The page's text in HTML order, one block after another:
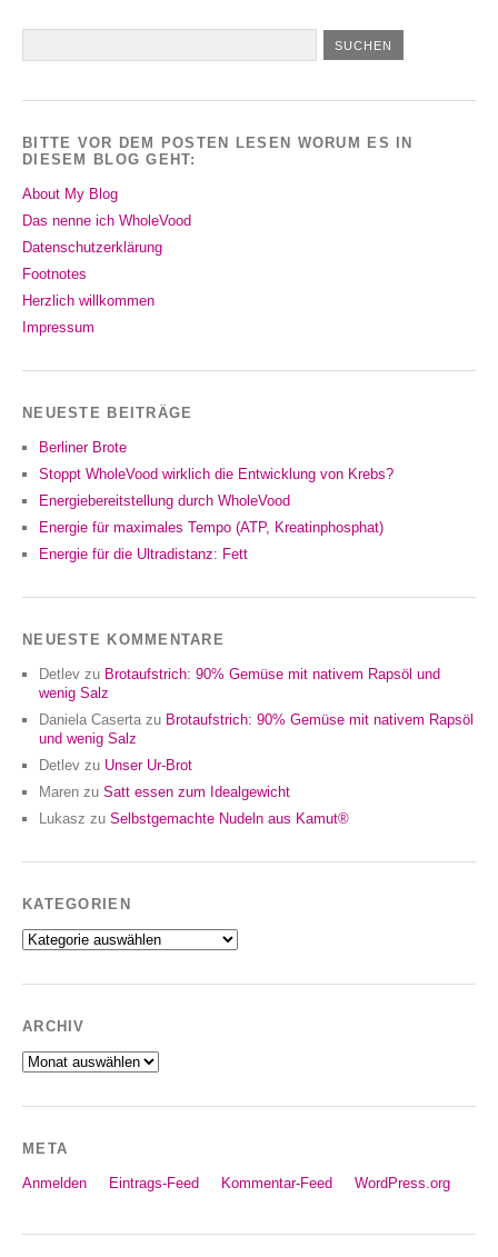
BITTE VOR DEM POSTEN LESEN WORUM ES IN
DIESEM BLOG GEHT:
About My Blog
Das nenne ich WholeVood
Datenschutzerklärung
Footnotes
Herzlich willkommen
Impressum
NEUESTE BEITRÄGE
Berliner Brote
Stoppt WholeVood wirklich die Entwicklung von Krebs?
Energiebereitstellung durch WholeVood
Energie für maximales Tempo (ATP, Kreatinphosphat)
Energie für die Ultradistanz: Fett
NEUESTE KOMMENTARE
Detlev zu Brotaufstrich: 90% Gemüse mit nativem Rapsöl und
wenig Salz
Daniela Caserta zu Brotaufstrich: 90% Gemüse mit nativem Rapsöl
und wenig Salz
Detlev zu Unser Ur-Brot
Maren zu Satt essen zum Idealgewicht
Lukasz zu Selbstgemachte Nudeln aus Kamut®
KATEGORIEN
Kategorien
ARCHIV
Archiv
META
Anmelden Eintrags-Feed Kommentar-Feed WordPress.org